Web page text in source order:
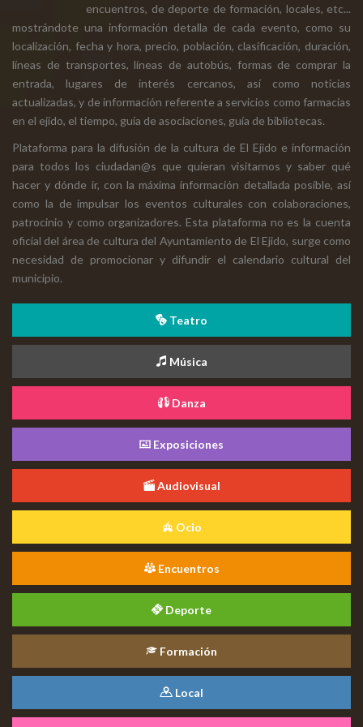
encuentros, de deporte de formación, locales, etc...
mostrándote una información detalla de cada evento, como su
localización, fecha y hora, precio, población, clasificación, duración,
líneas de transportes, líneas de autobús, formas de comprar la
entrada, lugares de interés cercanos, así como noticias
actualizadas, y de información referente a servicios como farmacias
en el ejido, el tiempo, guía de asociaciones, guía de bibliotecas.
Plataforma para la difusión de la cultura de El Ejido e información
para todos los ciudadan@s que quieran visitarnos y saber qué
hacer y dónde ir, con la máxima información detallada posible, así
como la de impulsar los eventos culturales con colaboraciones,
patrocinio y como organizadores. Esta plataforma no es la cuenta
oficial del área de cultura del Ayuntamiento de El Ejido, surge como
necesidad de promocionar y difundir el calendario cultural del
municipio.
Teatro
Música
Danza
Exposiciones
Audiovisual
Ocio
Encuentros
Deporte
Formación
Local